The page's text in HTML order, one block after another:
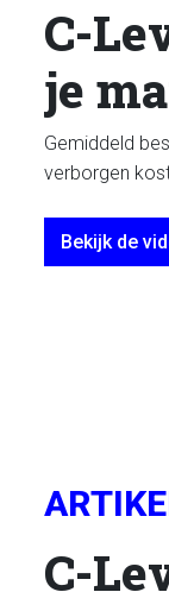
C-
je
Gemiddeld
verborgen
Bekijk de
C-